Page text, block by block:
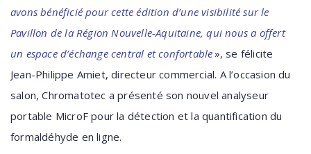
avons bénéficié pour cette édition d’une visibilité sur le
Pavillon de la Région Nouvelle-Aquitaine, qui nous a offert
un espace d’échange central et confortable», se félicite
Jean-Philippe Amiet, directeur commercial. A l’occasion du
salon, Chromatotec a présenté son nouvel analyseur
portable MicroF pour la détection et la quantification du
formaldéhyde en ligne.